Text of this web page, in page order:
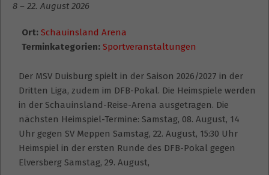
8 – 22. August 2026
Ort: Schauinsland Arena
Terminkategorien: Sportveranstaltungen
Der MSV Duisburg spielt in der Saison 2026/2027 in der
Dritten Liga, zudem im DFB-Pokal. Die Heimspiele werden
in der Schauinsland-Reise-Arena ausgetragen. Die
nächsten Heimspiel-Termine: Samstag, 08. August, 14
Uhr gegen SV Meppen Samstag, 22. August, 15:30 Uhr
Heimspiel in der ersten Runde des DFB-Pokal gegen
Elversberg Samstag, 29. August,